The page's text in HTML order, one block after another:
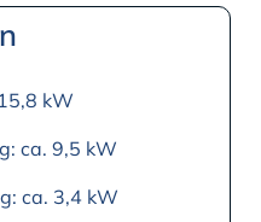
kW
ca. 9,5 kW
ca. 3,4 kW